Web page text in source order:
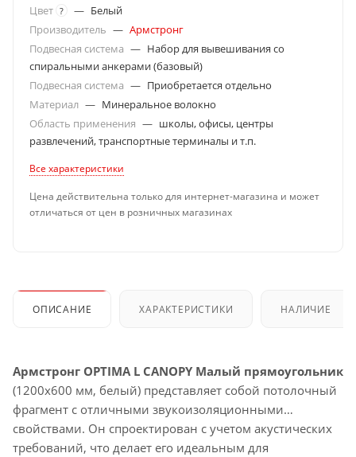
Цвет ? — Белый
Производитель — Армстронг
Подвесная система — Набор для вывешивания со
спиральными анкерами (базовый)
Подвесная система — Приобретается отдельно
Материал — Минеральное волокно
Область применения — школы, офисы, центры
развлечений, транспортные терминалы и т.п.
Все характеристики
Цена действительна только для интернет-магазина и может
отличаться от цен в розничных магазинах
ОПИСАНИЕ ХАРАКТЕРИСТИКИ НАЛИЧИЕ
Армстронг OPTIMA L CANOPY Малый прямоугольник
(1200x600 мм, белый) представляет собой потолочный
фрагмент с отличными звукоизоляционными
свойствами. Он спроектирован с учетом акустических
требований, что делает его идеальным для